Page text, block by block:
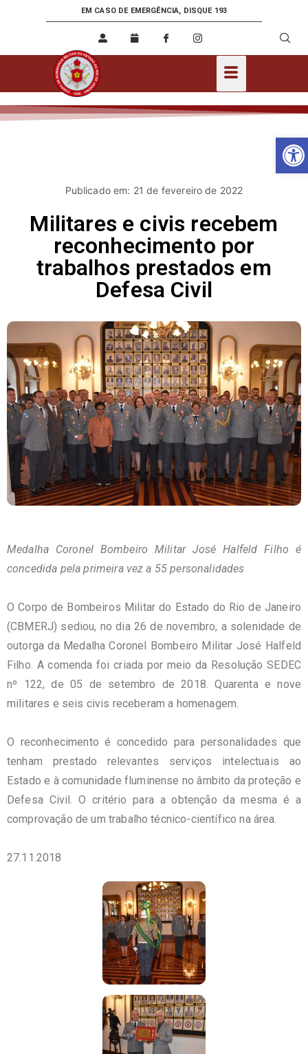
EM CASO DE EMERGÊNCIA, DISQUE 193
Publicado em: 21 de fevereiro de 2022
Militares e civis recebem
reconhecimento por
trabalhos prestados em
Defesa Civil
Medalha Coronel Bombeiro Militar José Halfeld Filho é
concedida pela primeira vez a 55 personalidades
O Corpo de Bombeiros Militar do Estado do Rio de Janeiro
(CBMERJ) sediou, no dia 26 de novembro, a solenidade de
outorga da Medalha Coronel Bombeiro Militar José Halfeld
Filho. A comenda foi criada por meio da Resolução SEDEC
nº 122, de 05 de setembro de 2018. Quarenta e nove
militares e seis civis receberam a homenagem.
O reconhecimento é concedido para personalidades que
tenham prestado relevantes serviços intelectuais ao
Estado e à comunidade fluminense no âmbito da proteção e
Defesa Civil. O critério para a obtenção da mesma é a
comprovação de um trabalho técnico-científico na área.
27.11.2018